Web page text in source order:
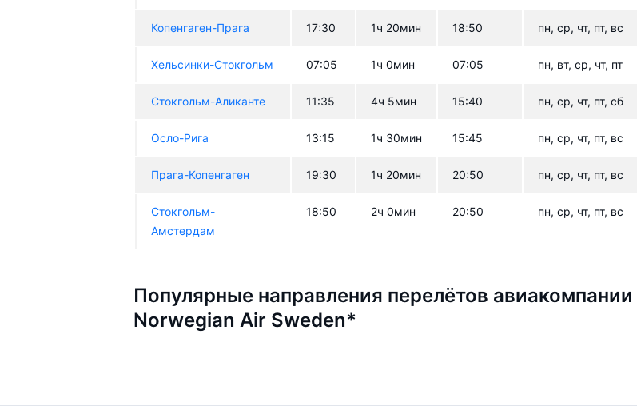
Копенгаген-Прага 17:30 1ч 20мин 18:50 пн, ср, чт, пт, вс
Хельсинки-Стокгольм 07:05 1ч 0мин 07:05 пн, вт, ср, чт, пт
Стокгольм-Аликанте 11:35 4ч 5мин 15:40 пн, ср, чт, пт, сб
Осло-Рига 13:15 1ч 30мин 15:45 пн, ср, чт, пт, вс
Прага-Копенгаген 19:30 1ч 20мин 20:50 пн, ср, чт, пт, вс
Стокгольм-
Амстердам
18:50 2ч 0мин 20:50 пн, ср, чт, пт, вс
Популярные направления перелётов авиакомпании
Norwegian Air Sweden*